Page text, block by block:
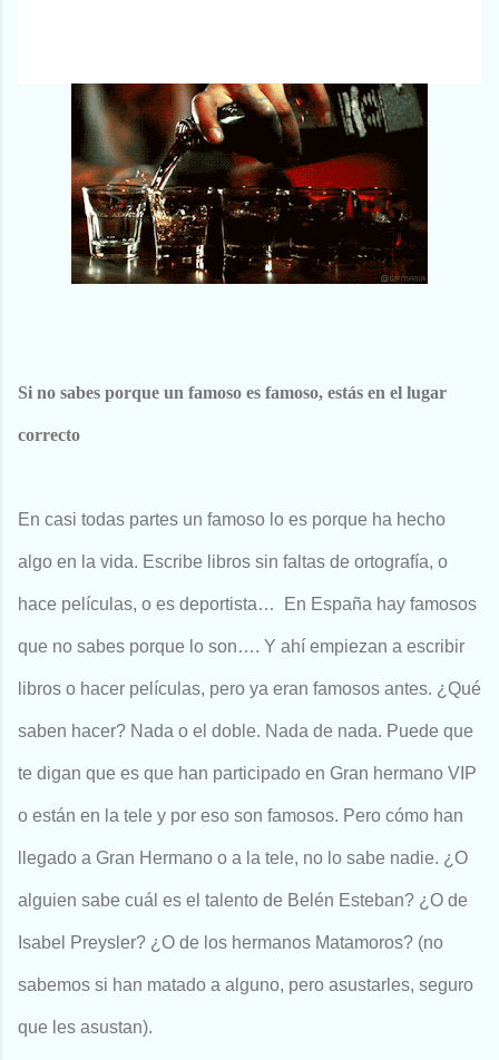
Si no sabes porque un famoso es famoso, estás en el lugar
correcto
En casi todas partes un famoso lo es porque ha hecho
algo en la vida. Escribe libros sin faltas de ortografía, o
hace películas, o es deportista… En España hay famosos
que no sabes porque lo son…. Y ahí empiezan a escribir
libros o hacer películas, pero ya eran famosos antes. ¿Qué
saben hacer? Nada o el doble. Nada de nada. Puede que
te digan que es que han participado en Gran hermano VIP
o están en la tele y por eso son famosos. Pero cómo han
llegado a Gran Hermano o a la tele, no lo sabe nadie. ¿O
alguien sabe cuál es el talento de Belén Esteban? ¿O de
Isabel Preysler? ¿O de los hermanos Matamoros? (no
sabemos si han matado a alguno, pero asustarles, seguro
que les asustan).